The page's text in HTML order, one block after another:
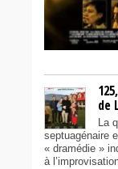
de
La
septuagénaire
« dramédie »
à